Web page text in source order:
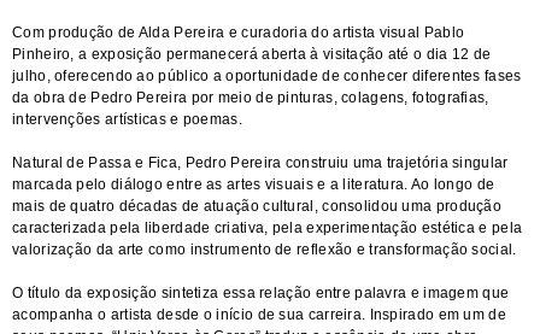
Com produção de Alda Pereira e curadoria do artista visual Pablo
Pinheiro, a exposição permanecerá aberta à visitação até o dia 12 de
julho, oferecendo ao público a oportunidade de conhecer diferentes fases
da obra de Pedro Pereira por meio de pinturas, colagens, fotografias,
intervenções artísticas e poemas.
Natural de Passa e Fica, Pedro Pereira construiu uma trajetória singular
marcada pelo diálogo entre as artes visuais e a literatura. Ao longo de
mais de quatro décadas de atuação cultural, consolidou uma produção
caracterizada pela liberdade criativa, pela experimentação estética e pela
valorização da arte como instrumento de reflexão e transformação social.
O título da exposição sintetiza essa relação entre palavra e imagem que
acompanha o artista desde o início de sua carreira. Inspirado em um de